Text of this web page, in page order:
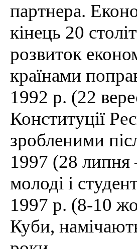
партнера.
кінець 20
розвиток
країнами
1992 р. (22
Конституції
зробленими
1997 (28 липня
молоді і
1997 р. (8-10
Куби,